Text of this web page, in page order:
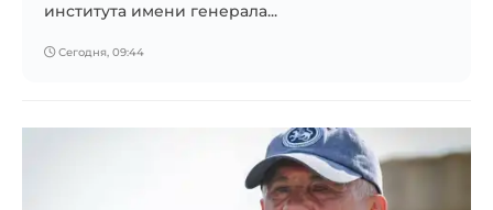
института имени генерала...
Сегодня, 09:44